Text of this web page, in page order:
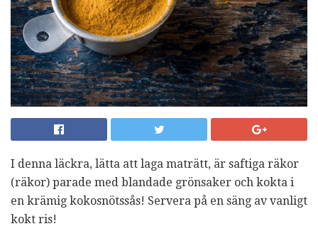
I denna läckra, lätta att laga maträtt, är saftiga räkor
(räkor) parade med blandade grönsaker och kokta i
en krämig kokosnötssås! Servera på en säng av vanligt
kokt ris!